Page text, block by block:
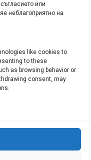
или
неблагоприятно на
like cookies to
to these
as browsing behavior or
consent, may
БИЗНЕС